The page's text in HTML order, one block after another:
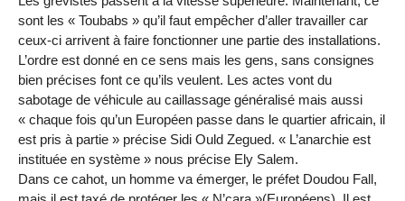
sont les « Toubabs » qu’il faut empêcher d’aller travailler car
ceux-ci arrivent à faire fonctionner une partie des installations.
L’ordre est donné en ce sens mais les gens, sans consignes
bien précises font ce qu’ils veulent. Les actes vont du
sabotage de véhicule au caillassage généralisé mais aussi
« chaque fois qu’un Européen passe dans le quartier africain, il
est pris à partie » précise Sidi Ould Zegued. « L’anarchie est
instituée en système » nous précise Ely Salem.
Dans ce cahot, un homme va émerger, le préfet Doudou Fall,